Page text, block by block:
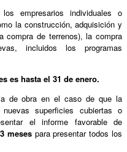
empresarios individuales o
la construcción, adquisición y
compra de terrenos), la compra
incluidos los programas
es hasta el 31 de enero.
de obra en el caso de que la
superficies cubiertas o
el informe favorable de
mesespara presentar todos los